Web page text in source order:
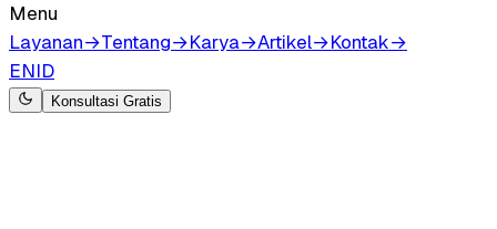
Menu
Layanan→Tentang→Karya→Artikel→Kontak→
ENID
Konsultasi Gratis